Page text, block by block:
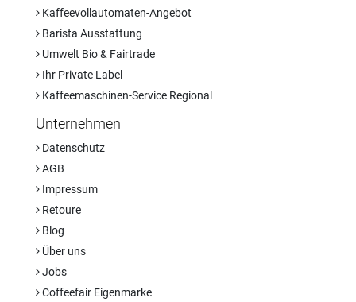
Kaffeevollautomaten-Angebot
Barista Ausstattung
Umwelt Bio & Fairtrade
Ihr Private Label
Kaffeemaschinen-Service Regional
Unternehmen
Datenschutz
AGB
Impressum
Retoure
Blog
Über uns
Jobs
Coffeefair Eigenmarke